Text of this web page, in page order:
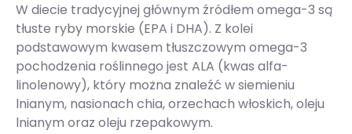
W diecie tradycyjnej głównym źródłem omega-3 są
tłuste ryby morskie (EPA i DHA). Z kolei
podstawowym kwasem tłuszczowym omega-3
pochodzenia roślinnego jest ALA (kwas alfa-
linolenowy), który można znaleźć w siemieniu
lnianym, nasionach chia, orzechach włoskich, oleju
lnianym oraz oleju rzepakowym.